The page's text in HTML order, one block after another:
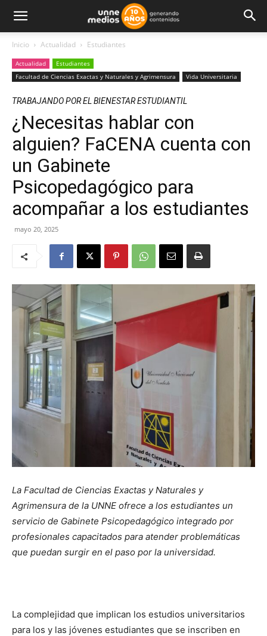
Inicio Actualidad Estudiantes
Actualidad
Estudiantes
Facultad de Ciencias Exactas y Naturales y Agrimensura
Vida Universitaria
TRABAJANDO POR EL BIENESTAR ESTUDIANTIL
¿Necesitas hablar con
alguien? FaCENA cuenta con
un Gabinete
Psicopedagógico para
acompañar a los estudiantes
mayo 20, 2025
La Facultad de Ciencias Exactas y Naturales y
Agrimensura de la UNNE ofrece a los estudiantes un
servicio de Gabinete Psicopedagógico integrado por
profesionales capacitados para atender problemáticas
que puedan surgir en el paso por la universidad.
La complejidad que implican los estudios universitarios
para los y las jóvenes estudiantes que se inscriben en